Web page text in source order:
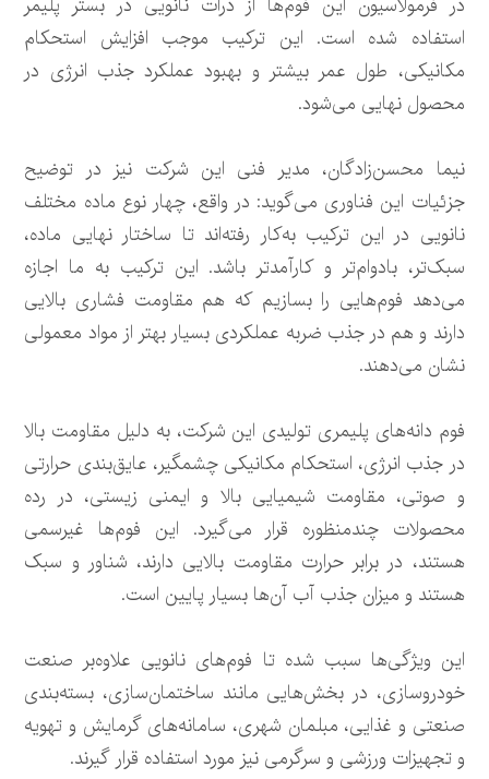
در فرمولاسیون این فوم‌ها از ذرات نانویی در بستر پلیمر
استفاده شده است. این ترکیب موجب افزایش استحکام
مکانیکی، طول عمر بیشتر و بهبود عملکرد جذب انرژی در
محصول نهایی می‌شود.
نیما محسن‌زادگان، مدیر فنی این شرکت نیز در توضیح
جزئیات این فناوری می‌گوید: در واقع، چهار نوع ماده مختلف
نانویی در این ترکیب به‌کار رفته‌اند تا ساختار نهایی ماده،
سبک‌تر، بادوام‌تر و کارآمدتر باشد. این ترکیب به ما اجازه
می‌دهد فوم‌هایی را بسازیم که هم مقاومت فشاری بالایی
دارند و هم در جذب ضربه عملکردی بسیار بهتر از مواد معمولی
نشان می‌دهند.
فوم دانه‌های پلیمری تولیدی این شرکت، به دلیل مقاومت بالا
در جذب انرژی، استحکام مکانیکی چشمگیر، عایق‌بندی حرارتی
و صوتی، مقاومت شیمیایی بالا و ایمنی زیستی، در رده
محصولات چندمنظوره قرار می‌گیرد. این فوم‌ها غیرسمی
هستند، در برابر حرارت مقاومت بالایی دارند، شناور و سبک‌
هستند و میزان جذب آب آن‌ها بسیار پایین است.
این ویژگی‌ها سبب شده تا فوم‌های نانویی علاوه‌بر صنعت
خودروسازی، در بخش‌هایی مانند ساختمان‌سازی، بسته‌بندی
صنعتی و غذایی، مبلمان شهری، سامانه‌های گرمایش و تهویه
و تجهیزات ورزشی و سرگرمی نیز مورد استفاده قرار گیرند.